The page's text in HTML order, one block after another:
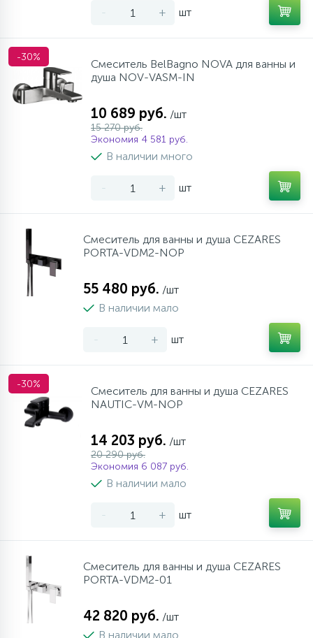
- + шт
-30%
Смеситель BelBagno NOVA для ванны и
душа NOV-VASM-IN
10 689 руб. /шт
15 270 руб.
Экономия 4 581 руб.
В наличии много
- + шт
Смеситель для ванны и душа CEZARES
PORTA-VDM2-NOP
55 480 руб. /шт
В наличии мало
- + шт
-30%
Смеситель для ванны и душа CEZARES
NAUTIC-VM-NOP
14 203 руб. /шт
20 290 руб.
Экономия 6 087 руб.
В наличии мало
- + шт
Смеситель для ванны и душа CEZARES
PORTA-VDM2-01
42 820 руб. /шт
В наличии мало